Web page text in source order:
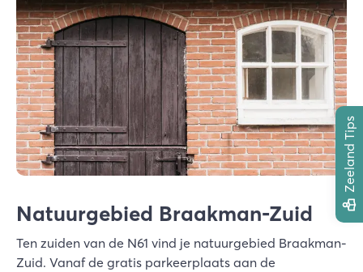
Natuurgebied Braakman-Zuid
Ten zuiden van de N61 vind je natuurgebied Braakman-
Zuid. Vanaf de gratis parkeerplaats aan de
Zeeland Tips